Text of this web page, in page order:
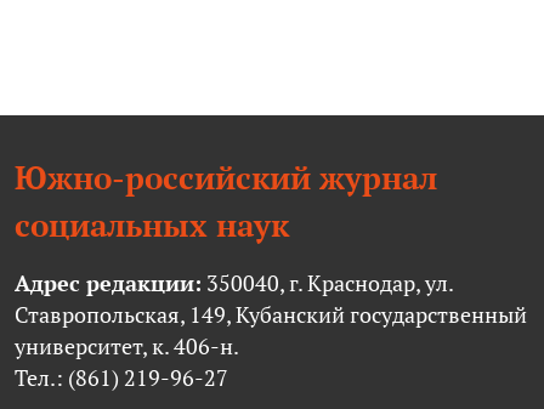
Южно-российский журнал
социальных наук
Адрес редакции: 350040, г. Краснодар, ул.
Ставропольская, 149, Кубанский государственный
университет, к. 406-н.
Тел.: (861) 219-96-27